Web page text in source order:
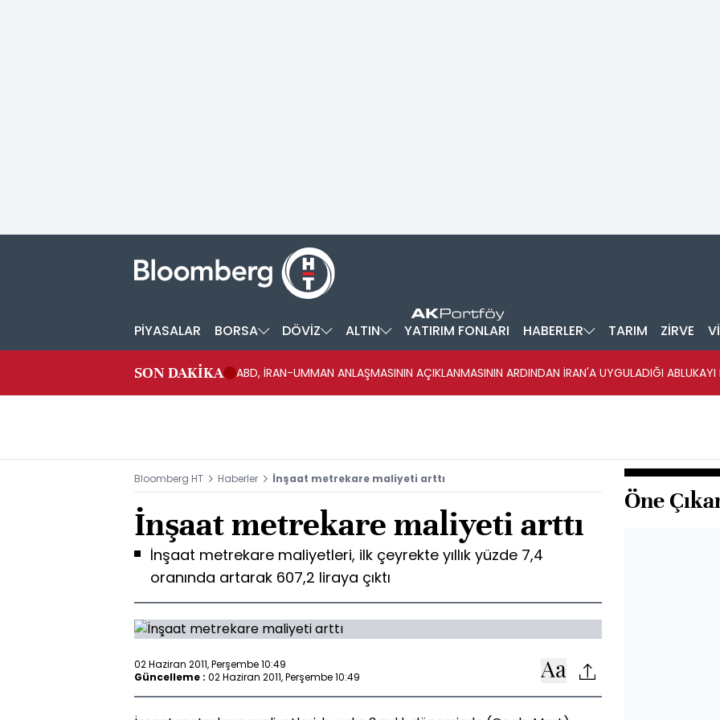
PİYASALAR BORSA DÖVİZ ALTIN YATIRIM FONLARI HABERLER TARIM ZİRVE
SON DAKİKA ABD, İRAN-UMMAN ANLAŞMASININ AÇIKLANMASININ ARDINDAN İRAN'A UYGULADIĞI ABLUKAYI
Bloomberg HT Haberler İnşaat metrekare maliyeti arttı
İnşaat metrekare maliyeti arttı
İnşaat metrekare maliyetleri, ilk çeyrekte yıllık yüzde 7,4
oranında artarak 607,2 liraya çıktı
02 Haziran 2011, Perşembe 10:49
Güncelleme : 02 Haziran 2011, Perşembe 10:49
Öne